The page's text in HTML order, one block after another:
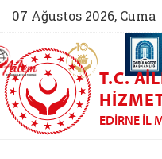
07 Ağustos 2026, Cuma
(yeni sekmede açılır)
AİLEM İletişim Merkezi
Aile ve Nüfus
T.C.
EDIRNE İL